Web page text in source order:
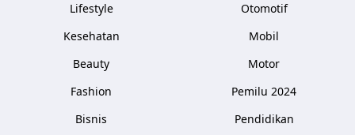
Lifestyle
Kesehatan
Beauty
Fashion
Bisnis
Otomotif
Mobil
Motor
Pemilu 2024
Pendidikan